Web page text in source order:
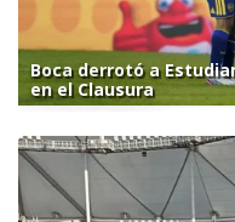
Boca derrotó a
en el Clausura